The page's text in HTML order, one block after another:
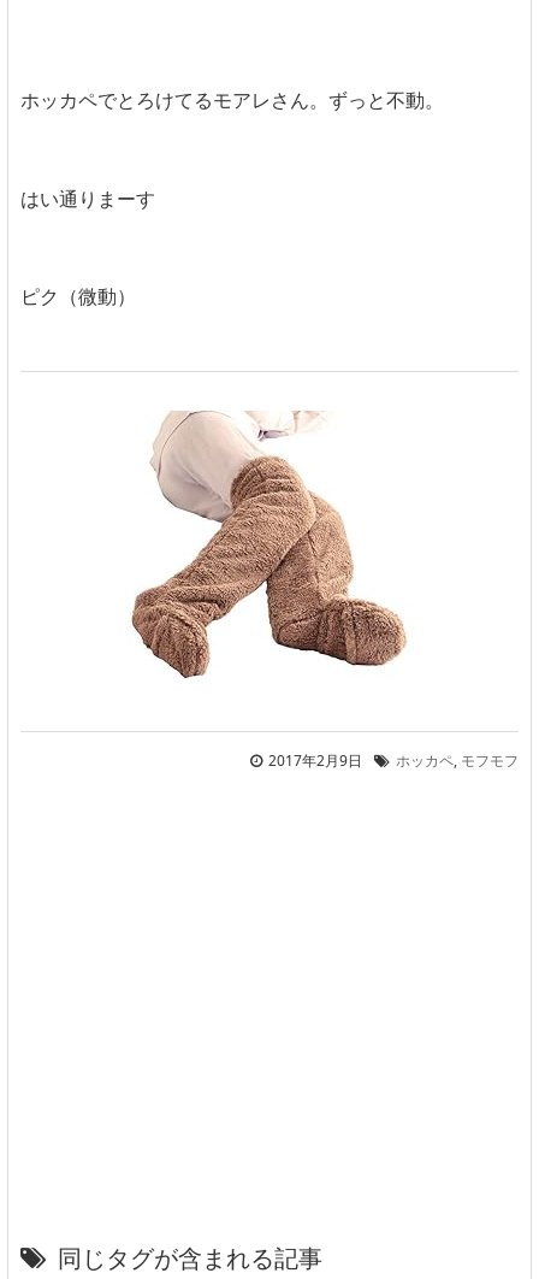
ホッカペでとろけてるモアレさん。ずっと不動。
はい通りまーす
ピク（微動）
2017年2月9日 ホッカペ, モフモフ
同じタグが含まれる記事